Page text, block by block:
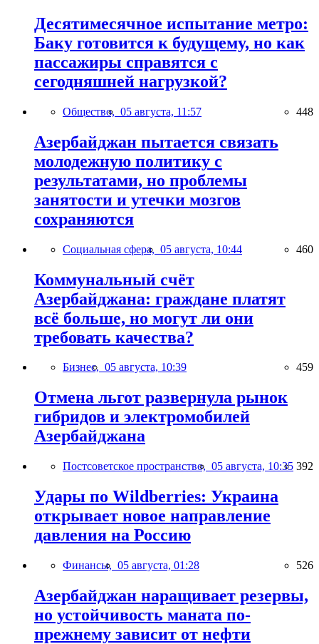
Десятимесячное испытание метро:
Баку готовится к будущему, но как
пассажиры справятся с
сегодняшней нагрузкой?
Общество, 05 августа, 11:57 448
Азербайджан пытается связать
молодежную политику с
результатами, но проблемы
занятости и утечки мозгов
сохраняются
Социальная сфера, 05 августа, 10:44 460
Коммунальный счёт
Азербайджана: граждане платят
всё больше, но могут ли они
требовать качества?
Бизнес, 05 августа, 10:39 459
Отмена льгот развернула рынок
гибридов и электромобилей
Азербайджана
Постсоветское пространство, 05 августа, 10:35 392
Удары по Wildberries: Украина
открывает новое направление
давления на Россию
Финансы, 05 августа, 01:28 526
Азербайджан наращивает резервы,
но устойчивость маната по-
прежнему зависит от нефти